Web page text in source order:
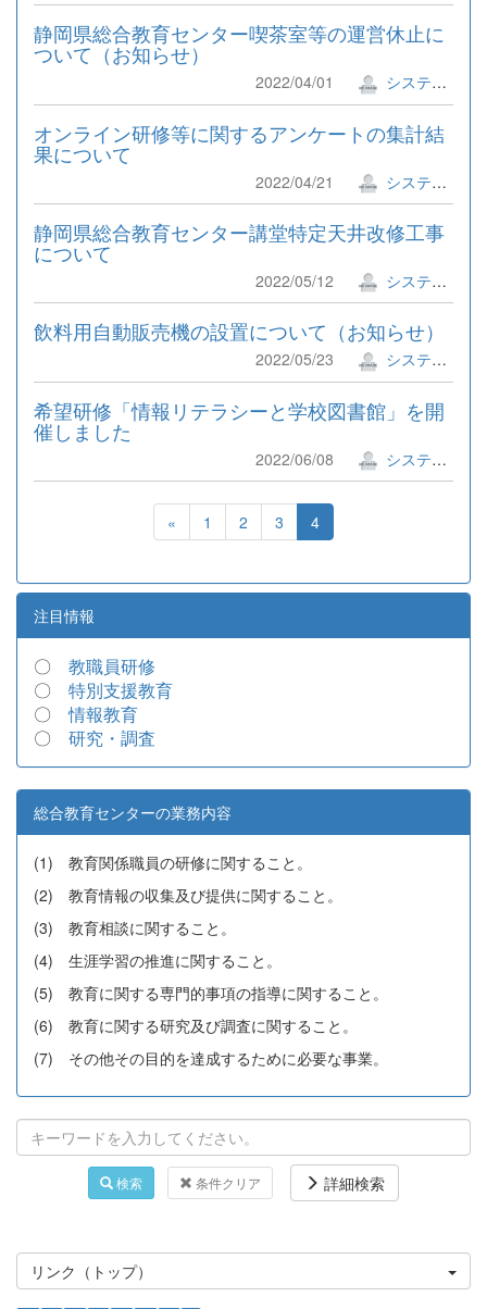
静岡県総合教育センター喫茶室等の運営休止に
ついて（お知らせ）
2022/04/01 システム管理者
オンライン研修等に関するアンケートの集計結
果について
2022/04/21 システム管理者
静岡県総合教育センター講堂特定天井改修工事
について
2022/05/12 システム管理者
飲料用自動販売機の設置について（お知らせ）
2022/05/23 システム管理者
希望研修「情報リテラシーと学校図書館」を開
催しました
2022/06/08 システム管理者
« 1 2 3 4
注目情報
〇 教職員研修
〇 特別支援教育
〇情報教育
〇 研究・調査
総合教育センターの業務内容
(1) 教育関係職員の研修に関すること。
(2) 教育情報の収集及び提供に関すること。
(3) 教育相談に関すること。
(4) 生涯学習の推進に関すること。
(5) 教育に関する専門的事項の指導に関すること。
(6) 教育に関する研究及び調査に関すること。
(7) その他その目的を達成するために必要な事業。
検索 条件クリア 詳細検索
リンク（トップ）